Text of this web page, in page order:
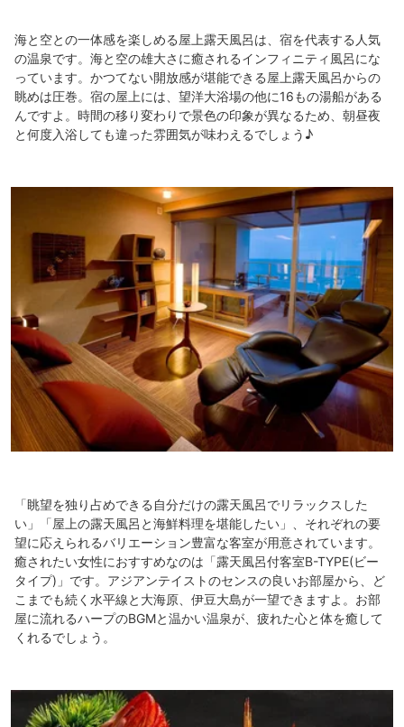
海と空との一体感を楽しめる屋上露天風呂は、宿を代表する人気
の温泉です。海と空の雄大さに癒されるインフィニティ風呂にな
っています。かつてない開放感が堪能できる屋上露天風呂からの
眺めは圧巻。宿の屋上には、望洋大浴場の他に16もの湯船がある
んですよ。時間の移り変わりで景色の印象が異なるため、朝昼夜
と何度入浴しても違った雰囲気が味わえるでしょう♪
「眺望を独り占めできる自分だけの露天風呂でリラックスした
い」「屋上の露天風呂と海鮮料理を堪能したい」、それぞれの要
望に応えられるバリエーション豊富な客室が用意されています。
癒されたい女性におすすめなのは「露天風呂付客室B-TYPE(ビー
タイプ)」です。アジアンテイストのセンスの良いお部屋から、ど
こまでも続く水平線と大海原、伊豆大島が一望できますよ。お部
屋に流れるハープのBGMと温かい温泉が、疲れた心と体を癒して
くれるでしょう。